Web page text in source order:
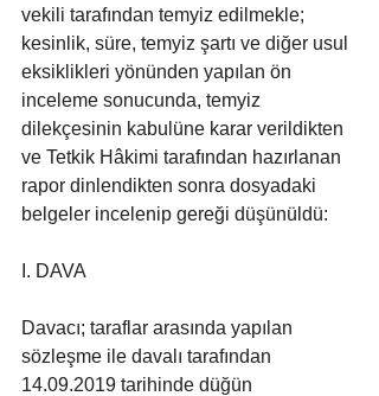
vekili tarafından temyiz edilmekle;
kesinlik, süre, temyiz şartı ve diğer usul
eksiklikleri yönünden yapılan ön
inceleme sonucunda, temyiz
dilekçesinin kabulüne karar verildikten
ve Tetkik Hâkimi tarafından hazırlanan
rapor dinlendikten sonra dosyadaki
belgeler incelenip gereği düşünüldü:
I. DAVA
Davacı; taraflar arasında yapılan
sözleşme ile davalı tarafından
14.09.2019 tarihinde düğün